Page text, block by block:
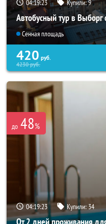
04:19:23 Купили:9
Автобусный тур в Выборг
Сенная площадь
420 руб.
4230руб.
до 48%
04:19:23 Купили: 34